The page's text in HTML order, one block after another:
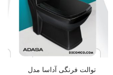
توالت فرنگی آداسا مدل